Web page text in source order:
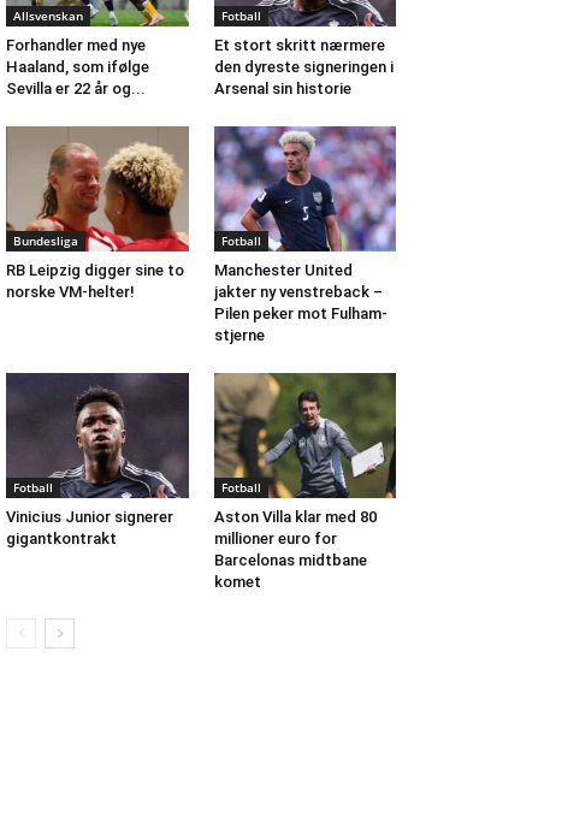
Allsvenskan
Forhandler med nye
Haaland, som ifølge
Sevilla er 22 år og...
Fotball
Et stort skritt nærmere
den dyreste signeringen i
Arsenal sin historie
Bundesliga
RB Leipzig digger sine to
norske VM-helter!
Fotball
Manchester United
jakter ny venstreback –
Pilen peker mot Fulham-
stjerne
Fotball
Vinicius Junior signerer
gigantkontrakt
Fotball
Aston Villa klar med 80
millioner euro for
Barcelonas midtbane
komet